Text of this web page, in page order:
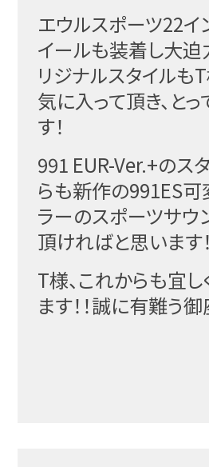
エウルスポーツ22イ
イールも装着し大
リジナルスタイルもT
気に入って頂き、と
す！
991 EUR-Ver.+のス
らも新作の991ES可
ラーのスポーツサウ
頂ければと思います！
T様、これからも宜
ます！！誠に有難う御